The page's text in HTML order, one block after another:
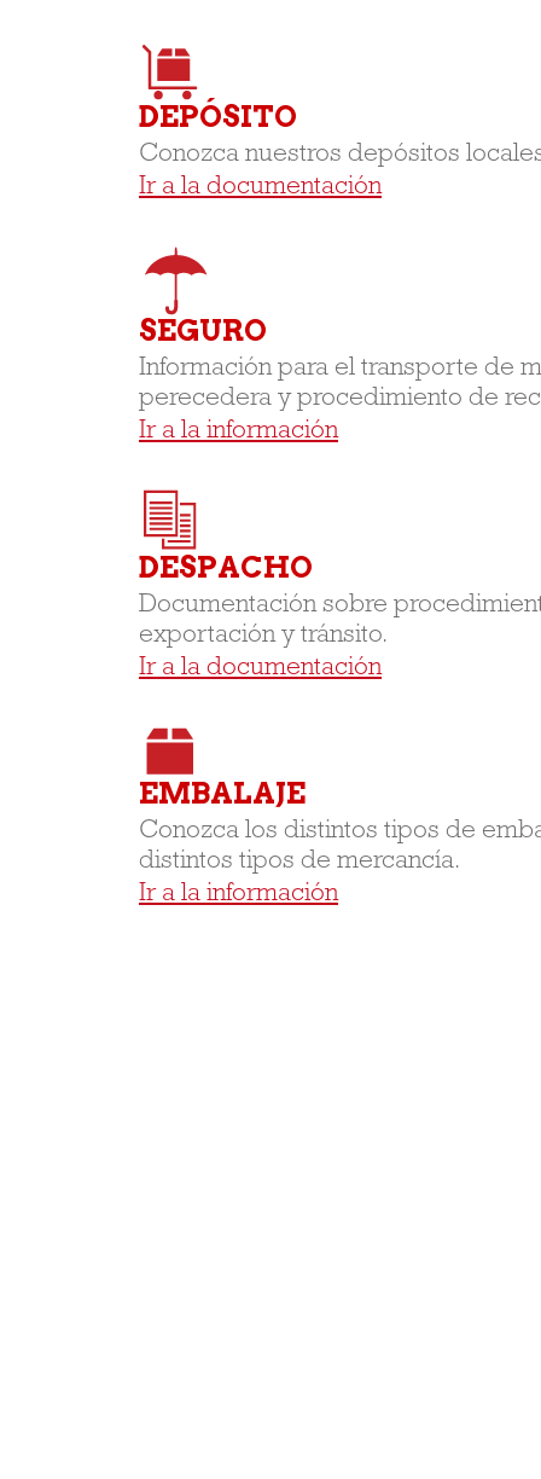
DEPÓSITO
Conozca nuestros depósitos
Ir a la documentación
SEGURO
Información para el transporte de
perecedera y procedimiento de
Ir a la información
DESPACHO
Documentación sobre
exportación y tránsito.
Ir a la documentación
EMBALAJE
Conozca los distintos tipos de
distintos tipos de mercancía.
Ir a la información